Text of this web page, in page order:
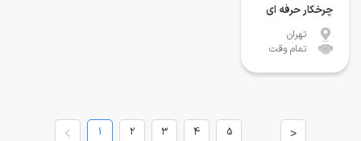
چرخکار حرفه ای
تهران
تمام وقت
1 2 3 4 5 >